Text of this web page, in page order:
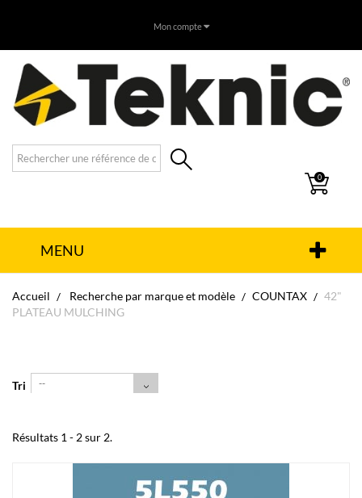
Mon compte
0
MENU
Accueil Recherche par marque et modèle COUNTAX
42"
PLATEAU MULCHING
Tri --
Résultats 1 - 2 sur 2.